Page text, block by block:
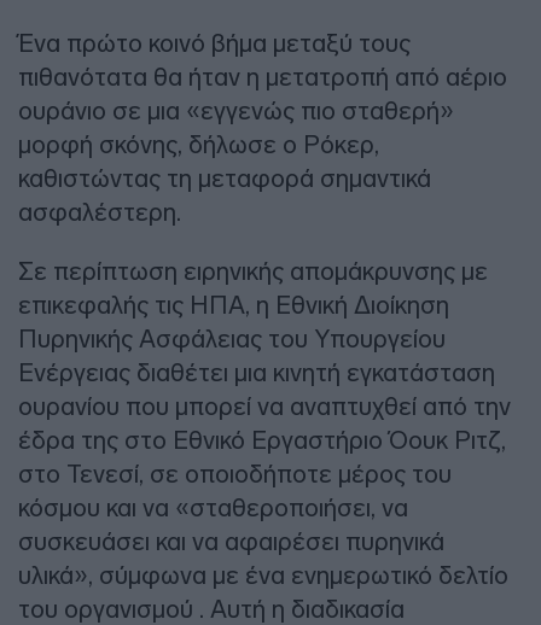
Ένα πρώτο κοινό βήμα μεταξύ τους
πιθανότατα θα ήταν η μετατροπή από αέριο
ουράνιο σε μια «εγγενώς πιο σταθερή»
μορφή σκόνης, δήλωσε ο Ρόκερ,
καθιστώντας τη μεταφορά σημαντικά
ασφαλέστερη.
Σε περίπτωση ειρηνικής απομάκρυνσης με
επικεφαλής τις ΗΠΑ, η Εθνική Διοίκηση
Πυρηνικής Ασφάλειας του Υπουργείου
Ενέργειας διαθέτει μια κινητή εγκατάσταση
ουρανίου που μπορεί να αναπτυχθεί από την
έδρα της στο Εθνικό Εργαστήριο Όουκ Ριτζ,
στο Τενεσί, σε οποιοδήποτε μέρος του
κόσμου και να «σταθεροποιήσει, να
συσκευάσει και να αφαιρέσει πυρηνικά
υλικά», σύμφωνα με ένα ενημερωτικό δελτίο
του οργανισμού . Αυτή η διαδικασία